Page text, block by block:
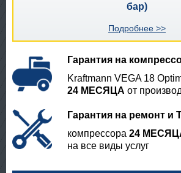
бар)
Подробнее >>
Гарантия на
Kraftmann VEGA 18
24 МЕСЯЦА от
Гарантия на ремонт и
компрессора 24
на все виды услуг